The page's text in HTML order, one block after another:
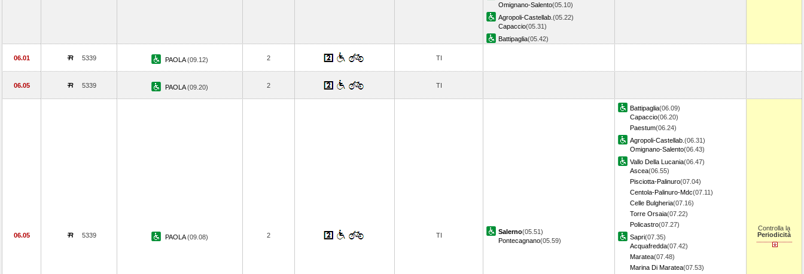
Omignano-Salento(05.10)
Agropoli-Castellab. (05.22)
Capaccio(05.31)
Battipaglia(05.42)
06.01 5339 PAOLA(09.12) 2 TI
06.05 5339 PAOLA(09.20) 2 TI
06.05 5339 PAOLA(09.08) 2 TI Salerno(05.51)
Pontecagnano(05.59)
Battipaglia(06.09)
Capaccio(06.20)
Paestum(06.24)
Agropoli-Castellab. (06.31)
Omignano-Salento(06.43)
Vallo Della Lucania(06.47)
Ascea(06.55)
Pisciotta-Palinuro(07.04)
Centola-Palinuro-Mdc(07.11)
Celle Bulgheria(07.16)
Torre Orsaia(07.22)
Policastro(07.27)
Sapri(07.35)
Acquafredda(07.42)
Maratea(07.48)
Marina Di Maratea(07.53)
Controlla la
Periodicità